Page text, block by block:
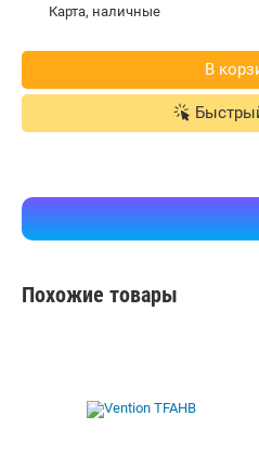
карта, наличные
В
Похожие товары